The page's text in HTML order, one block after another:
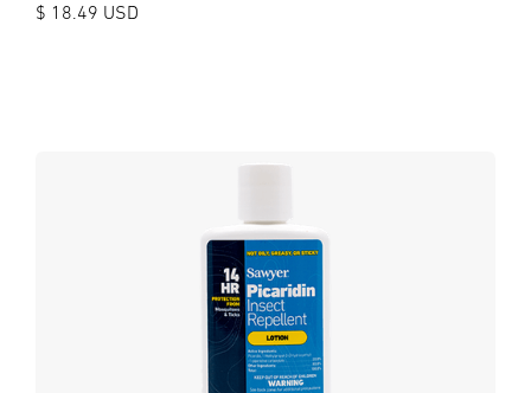
$ 18.49 USD